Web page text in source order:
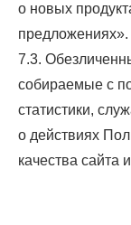
о новых
предложениях».
7.3.
собираемые с
статистики,
о действиях
качества сайта